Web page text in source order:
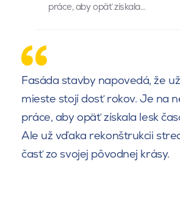
práce, aby opäť získala…
Fasáda stavby napovedá, že
mieste stojí dosť rokov. Je na
práce, aby opäť získala lesk
Ale už vďaka rekonštrukcii
časť zo svojej pôvodnej krásy.